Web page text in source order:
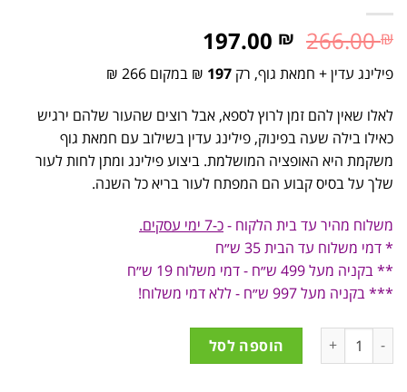
266.00₪
197.00 ₪
פילינג עדין + חמאת גוף, רק 197 ₪ במקום 266 ₪
לאלו שאין להם זמן לרוץ לספא, אבל רוצים שהעור שלהם ירגיש
כאילו בילה שעה בפינוק, פילינג עדין בשילוב עם חמאת גוף
משקמת היא האופציה המושלמת. ביצוע פילינג ומתן לחות לעור
שלך על בסיס קבוע הם המפתח לעור בריא כל השנה.
משלוח מהיר עד בית הלקוח -כ-7 ימי עסקים.
* דמי משלוח עד הבית 35 ש״ח
** בקניה מעל 499 ש״ח - דמי משלוח 19 ש״ח
*** בקניה מעל 997 ש״ח - ללא דמי משלוח!
הוספה לסל